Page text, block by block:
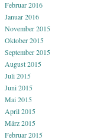
Februar 2016
Januar 2016
November 2015
Oktober 2015
September 2015
August 2015
Juli 2015
Juni 2015
Mai 2015
April 2015
März 2015
Februar 2015